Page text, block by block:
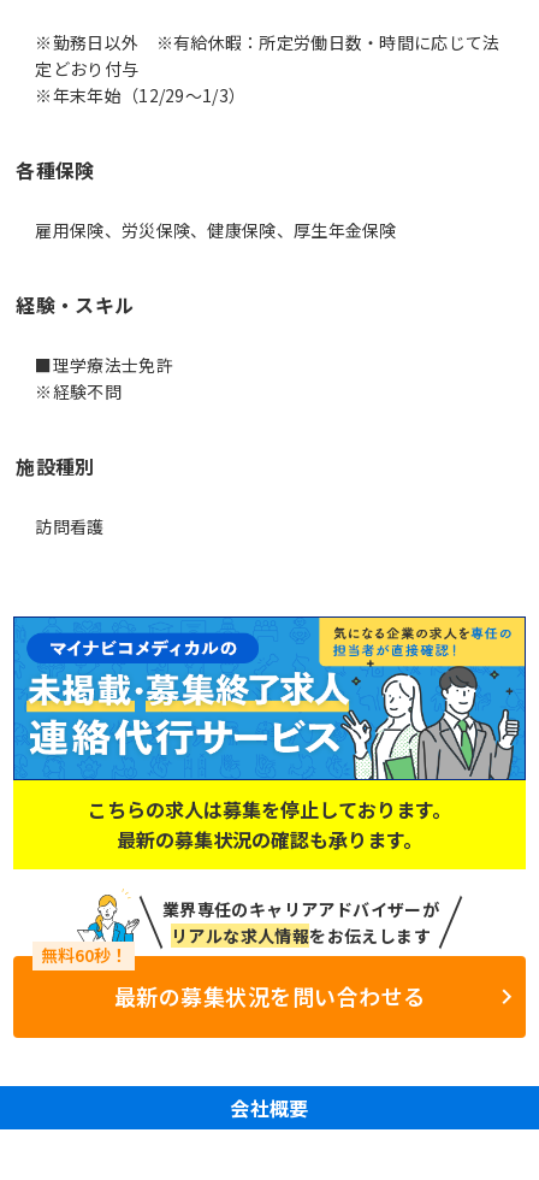
※勤務日以外 ※有給休暇：所定労働日数・時間に応じて法
定どおり付与
※年末年始（12/29～1/3）
各種保険
雇用保険、労災保険、健康保険、厚生年金保険
経験・スキル
■理学療法士免許
※経験不問
施設種別
訪問看護
こちらの求人は募集を停止しております。
最新の募集状況の確認も承ります。
業界専任のキャリアアドバイザーが
リアルな求人情報をお伝えします
最新の募集状況を問い合わせる
会社概要